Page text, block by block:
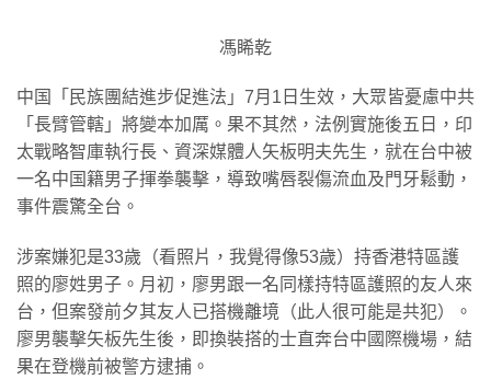
馮睎乾
中国「民族團結進步促進法」7月1日生效，大眾皆憂慮中共
「長臂管轄」將變本加厲。果不其然，法例實施後五日，印
太戰略智庫執行長、資深媒體人矢板明夫先生，就在台中被
一名中国籍男子揮拳襲擊，導致嘴唇裂傷流血及門牙鬆動，
事件震驚全台。
涉案嫌犯是33歲（看照片，我覺得像53歲）持香港特區護
照的廖姓男子。月初，廖男跟一名同樣持特區護照的友人來
台，但案發前夕其友人已搭機離境（此人很可能是共犯）。
廖男襲擊矢板先生後，即換裝搭的士直奔台中國際機場，結
果在登機前被警方逮捕。